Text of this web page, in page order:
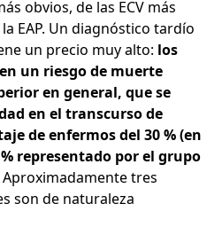
obvios, de las ECV más
EAP. Un diagnóstico tardío
un precio muy alto: los
un riesgo de muerte
en general, que se
en el transcurso de
de enfermos del 30 % (en
representado por el grupo
Aproximadamente tres
son de naturaleza